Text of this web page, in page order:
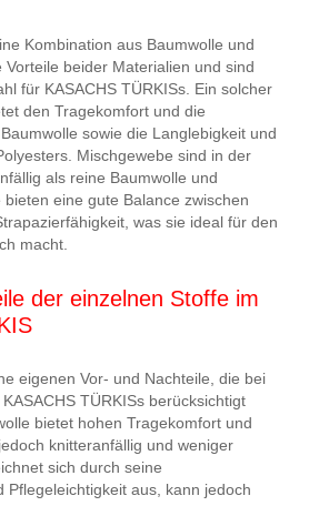
Kombination aus Baumwolle und
Vorteile beider Materialien und sind
für KASACHS TÜRKISs. Ein solcher
den Tragekomfort und die
sowie die Langlebigkeit und
Mischgewebe sind in der
als reine Baumwolle und
eine gute Balance zwischen
was sie ideal für den
macht.
der einzelnen Stoffe im
eigenen Vor- und Nachteile, die bei
TÜRKISs berücksichtigt
bietet hohen Tragekomfort und
knitteranfällig und weniger
sich durch seine
Pflegeleichtigkeit aus, kann jedoch